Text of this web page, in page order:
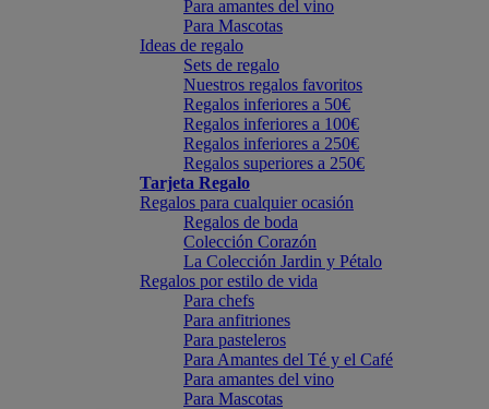
Para amantes del vino
Para Mascotas
Ideas de regalo
Sets de regalo
Nuestros regalos favoritos
Regalos inferiores a 50€
Regalos inferiores a 100€
Regalos inferiores a 250€
Regalos superiores a 250€
Tarjeta Regalo
Regalos para cualquier ocasión
Regalos de boda
Colección Corazón
La Colección Jardin y Pétalo
Regalos por estilo de vida
Para chefs
Para anfitriones
Para pasteleros
Para Amantes del Té y el Café
Para amantes del vino
Para Mascotas